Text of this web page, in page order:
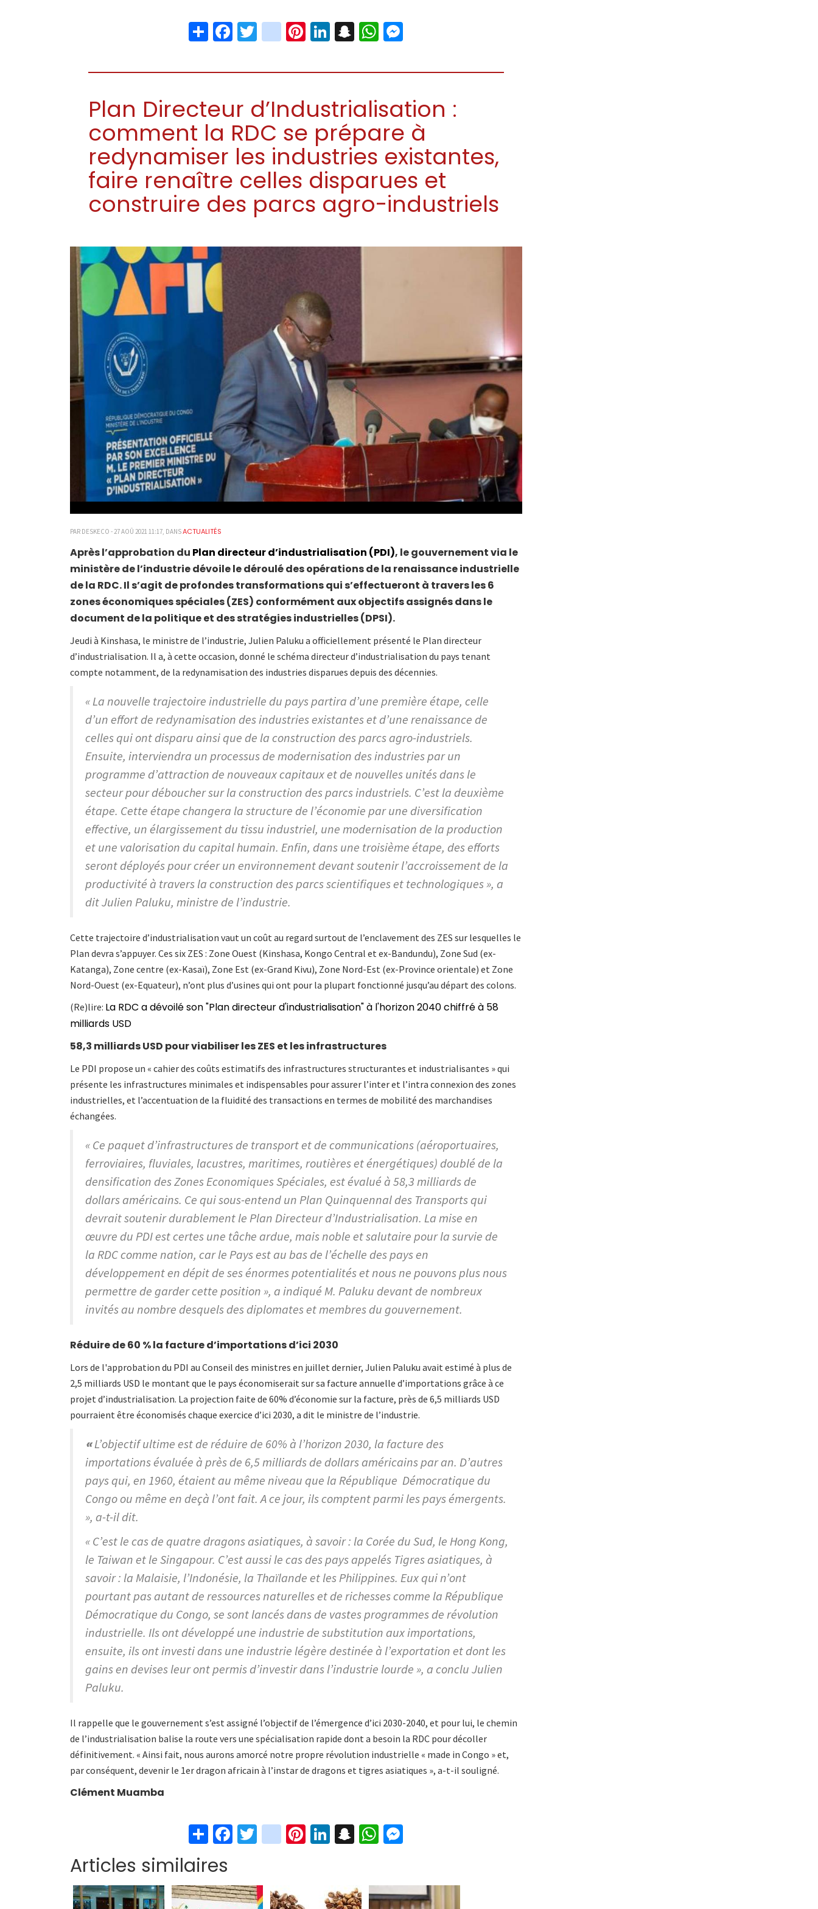
ShareFacebook
Twitter
instagram
Pinterest
LinkedIn
Snapchat
WhatsApp
Plan Directeur d’Industrialisation :
comment la RDC se prépare à
redynamiser les industries existantes,
faire renaître celles disparues et
construire des parcs agro-industriels
PAR DESKECO - 27 AOÛ 2021 11:17, DANSACTUALITÉS
Après l’approbation du Plan directeur d’industrialisation (PDI), le gouvernement via le
ministère de l’industrie dévoile le déroulé des opérations de la renaissance industrielle
de la RDC. Il s’agit de profondes transformations qui s’effectueront à travers les 6
zones économiques spéciales (ZES) conformément aux objectifs assignés dans le
document de la politique et des stratégies industrielles (DPSI).
Jeudi à Kinshasa, le ministre de l’industrie, Julien Paluku a officiellement présenté le Plan directeur
d’industrialisation. Il a, à cette occasion, donné le schéma directeur d’industrialisation du pays tenant
compte notamment, de la redynamisation des industries disparues depuis des décennies.
« La nouvelle trajectoire industrielle du pays partira d’une première étape, celle
d’un effort de redynamisation des industries existantes et d’une renaissance de
celles qui ont disparu ainsi que de la construction des parcs agro-industriels.
Ensuite, interviendra un processus de modernisation des industries par un
programme d’attraction de nouveaux capitaux et de nouvelles unités dans le
secteur pour déboucher sur la construction des parcs industriels. C’est la deuxième
étape. Cette étape changera la structure de l’économie par une diversification
effective, un élargissement du tissu industriel, une modernisation de la production
et une valorisation du capital humain. Enfin, dans une troisième étape, des efforts
seront déployés pour créer un environnement devant soutenir l’accroissement de la
productivité à travers la construction des parcs scientifiques et technologiques », a
dit Julien Paluku, ministre de l’industrie.
Cette trajectoire d’industrialisation vaut un coût au regard surtout de l’enclavement des ZES sur lesquelles le
Plan devra s’appuyer. Ces six ZES : Zone Ouest (Kinshasa, Kongo Central et ex-Bandundu), Zone Sud (ex-
Katanga), Zone centre (ex-Kasaï), Zone Est (ex-Grand Kivu), Zone Nord-Est (ex-Province orientale) et Zone
Nord-Ouest (ex-Equateur), n’ont plus d’usines qui ont pour la plupart fonctionné jusqu’au départ des colons.
(Re)lire: La RDC a dévoilé son "Plan directeur d'industrialisation" à l'horizon 2040 chiffré à 58
milliards USD
58,3 milliards USD pour viabiliser les ZES et les infrastructures
Le PDI propose un « cahier des coûts estimatifs des infrastructures structurantes et industrialisantes » qui
présente les infrastructures minimales et indispensables pour assurer l’inter et l’intra connexion des zones
industrielles, et l’accentuation de la fluidité des transactions en termes de mobilité des marchandises
échangées.
« Ce paquet d’infrastructures de transport et de communications (aéroportuaires,
ferroviaires, fluviales, lacustres, maritimes, routières et énergétiques) doublé de la
densification des Zones Economiques Spéciales, est évalué à 58,3 milliards de
dollars américains. Ce qui sous-entend un Plan Quinquennal des Transports qui
devrait soutenir durablement le Plan Directeur d’Industrialisation. La mise en
œuvre du PDI est certes une tâche ardue, mais noble et salutaire pour la survie de
la RDC comme nation, car le Pays est au bas de l’échelle des pays en
développement en dépit de ses énormes potentialités et nous ne pouvons plus nous
permettre de garder cette position », a indiqué M. Paluku devant de nombreux
invités au nombre desquels des diplomates et membres du gouvernement.
Réduire de 60 % la facture d’importations d’ici 2030
Lors de l'approbation du PDI au Conseil des ministres en juillet dernier, Julien Paluku avait estimé à plus de
2,5 milliards USD le montant que le pays économiserait sur sa facture annuelle d’importations grâce à ce
projet d’industrialisation. La projection faite de 60% d’économie sur la facture, près de 6,5 milliards USD
pourraient être économisés chaque exercice d’ici 2030, a dit le ministre de l’industrie.
«L’objectif ultime est de réduire de 60% à l’horizon 2030, la facture des
importations évaluée à près de 6,5 milliards de dollars américains par an. D’autres
pays qui, en 1960, étaient au même niveau que la République Démocratique du
Congo ou même en deçà l’ont fait. A ce jour, ils comptent parmi les pays émergents.
», a-t-il dit.
« C’est le cas de quatre dragons asiatiques, à savoir : la Corée du Sud, le Hong Kong,
le Taiwan et le Singapour. C’est aussi le cas des pays appelés Tigres asiatiques, à
savoir : la Malaisie, l’Indonésie, la Thaïlande et les Philippines. Eux qui n’ont
pourtant pas autant de ressources naturelles et de richesses comme la République
Démocratique du Congo, se sont lancés dans de vastes programmes de révolution
industrielle. Ils ont développé une industrie de substitution aux importations,
ensuite, ils ont investi dans une industrie légère destinée à l’exportation et dont les
gains en devises leur ont permis d’investir dans l’industrie lourde », a conclu Julien
Paluku.
Il rappelle que le gouvernement s’est assigné l’objectif de l’émergence d’ici 2030-2040, et pour lui, le chemin
de l’industrialisation balise la route vers une spécialisation rapide dont a besoin la RDC pour décoller
définitivement. « Ainsi fait, nous aurons amorcé notre propre révolution industrielle « made in Congo » et,
par conséquent, devenir le 1er dragon africain à l’instar de dragons et tigres asiatiques », a-t-il souligné.
Clément Muamba
S
h
ar
e
Fa
ce
o
T
wi
er
in
st
ra
Pi
nt
Li
n
dI
S
n
pc
W
h
sA n
Articles similaires